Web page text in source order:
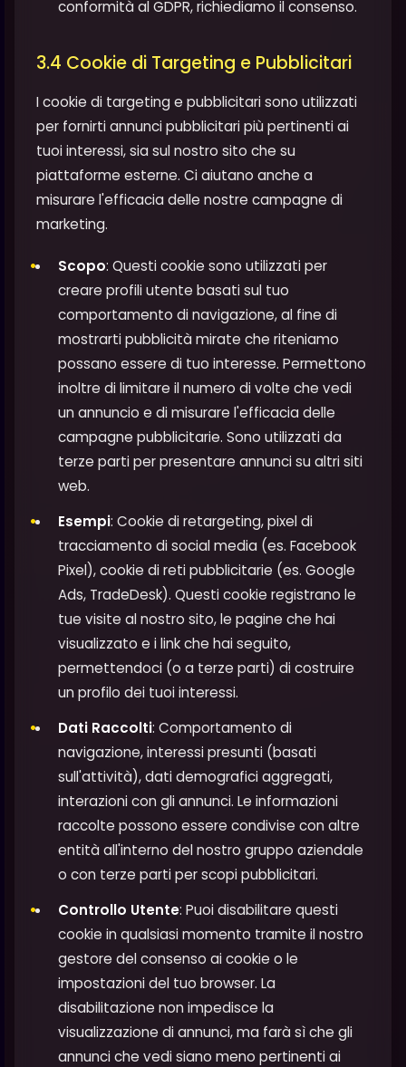
conformità al GDPR, richiediamo il consenso.
3.4 Cookie di Targeting e Pubblicitari
I cookie di targeting e pubblicitari sono utilizzati
per fornirti annunci pubblicitari più pertinenti ai
tuoi interessi, sia sul nostro sito che su
piattaforme esterne. Ci aiutano anche a
misurare l'efficacia delle nostre campagne di
marketing.
Scopo: Questi cookie sono utilizzati per
creare profili utente basati sul tuo
comportamento di navigazione, al fine di
mostrarti pubblicità mirate che riteniamo
possano essere di tuo interesse. Permettono
inoltre di limitare il numero di volte che vedi
un annuncio e di misurare l'efficacia delle
campagne pubblicitarie. Sono utilizzati da
terze parti per presentare annunci su altri siti
web.
Esempi: Cookie di retargeting, pixel di
tracciamento di social media (es. Facebook
Pixel), cookie di reti pubblicitarie (es. Google
Ads, TradeDesk). Questi cookie registrano le
tue visite al nostro sito, le pagine che hai
visualizzato e i link che hai seguito,
permettendoci (o a terze parti) di costruire
un profilo dei tuoi interessi.
Dati Raccolti: Comportamento di
navigazione, interessi presunti (basati
sull'attività), dati demografici aggregati,
interazioni con gli annunci. Le informazioni
raccolte possono essere condivise con altre
entità all'interno del nostro gruppo aziendale
o con terze parti per scopi pubblicitari.
Controllo Utente: Puoi disabilitare questi
cookie in qualsiasi momento tramite il nostro
gestore del consenso ai cookie o le
impostazioni del tuo browser. La
disabilitazione non impedisce la
visualizzazione di annunci, ma farà sì che gli
annunci che vedi siano meno pertinenti ai